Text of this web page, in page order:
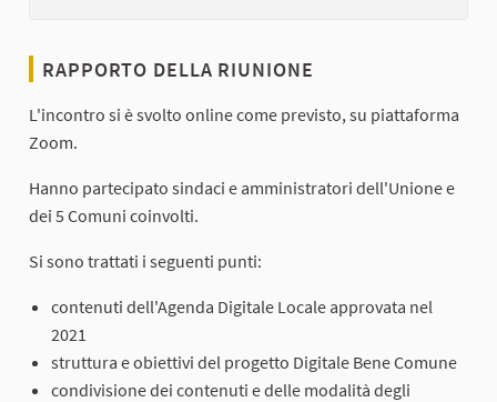
RAPPORTO DELLA RIUNIONE
L'incontro si è svolto online come previsto, su piattaforma
Zoom.
Hanno partecipato sindaci e amministratori dell'Unione e
dei 5 Comuni coinvolti.
Si sono trattati i seguenti punti:
contenuti dell'Agenda Digitale Locale approvata nel
2021
struttura e obiettivi del progetto Digitale Bene Comune
condivisione dei contenuti e delle modalità degli